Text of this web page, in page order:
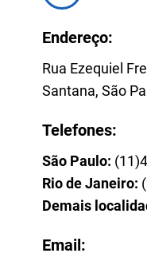
Endereço:
Rua Ezequiel
Santana, São
Telefones:
São Paulo:
Rio de Janeiro:
Demais
Email: